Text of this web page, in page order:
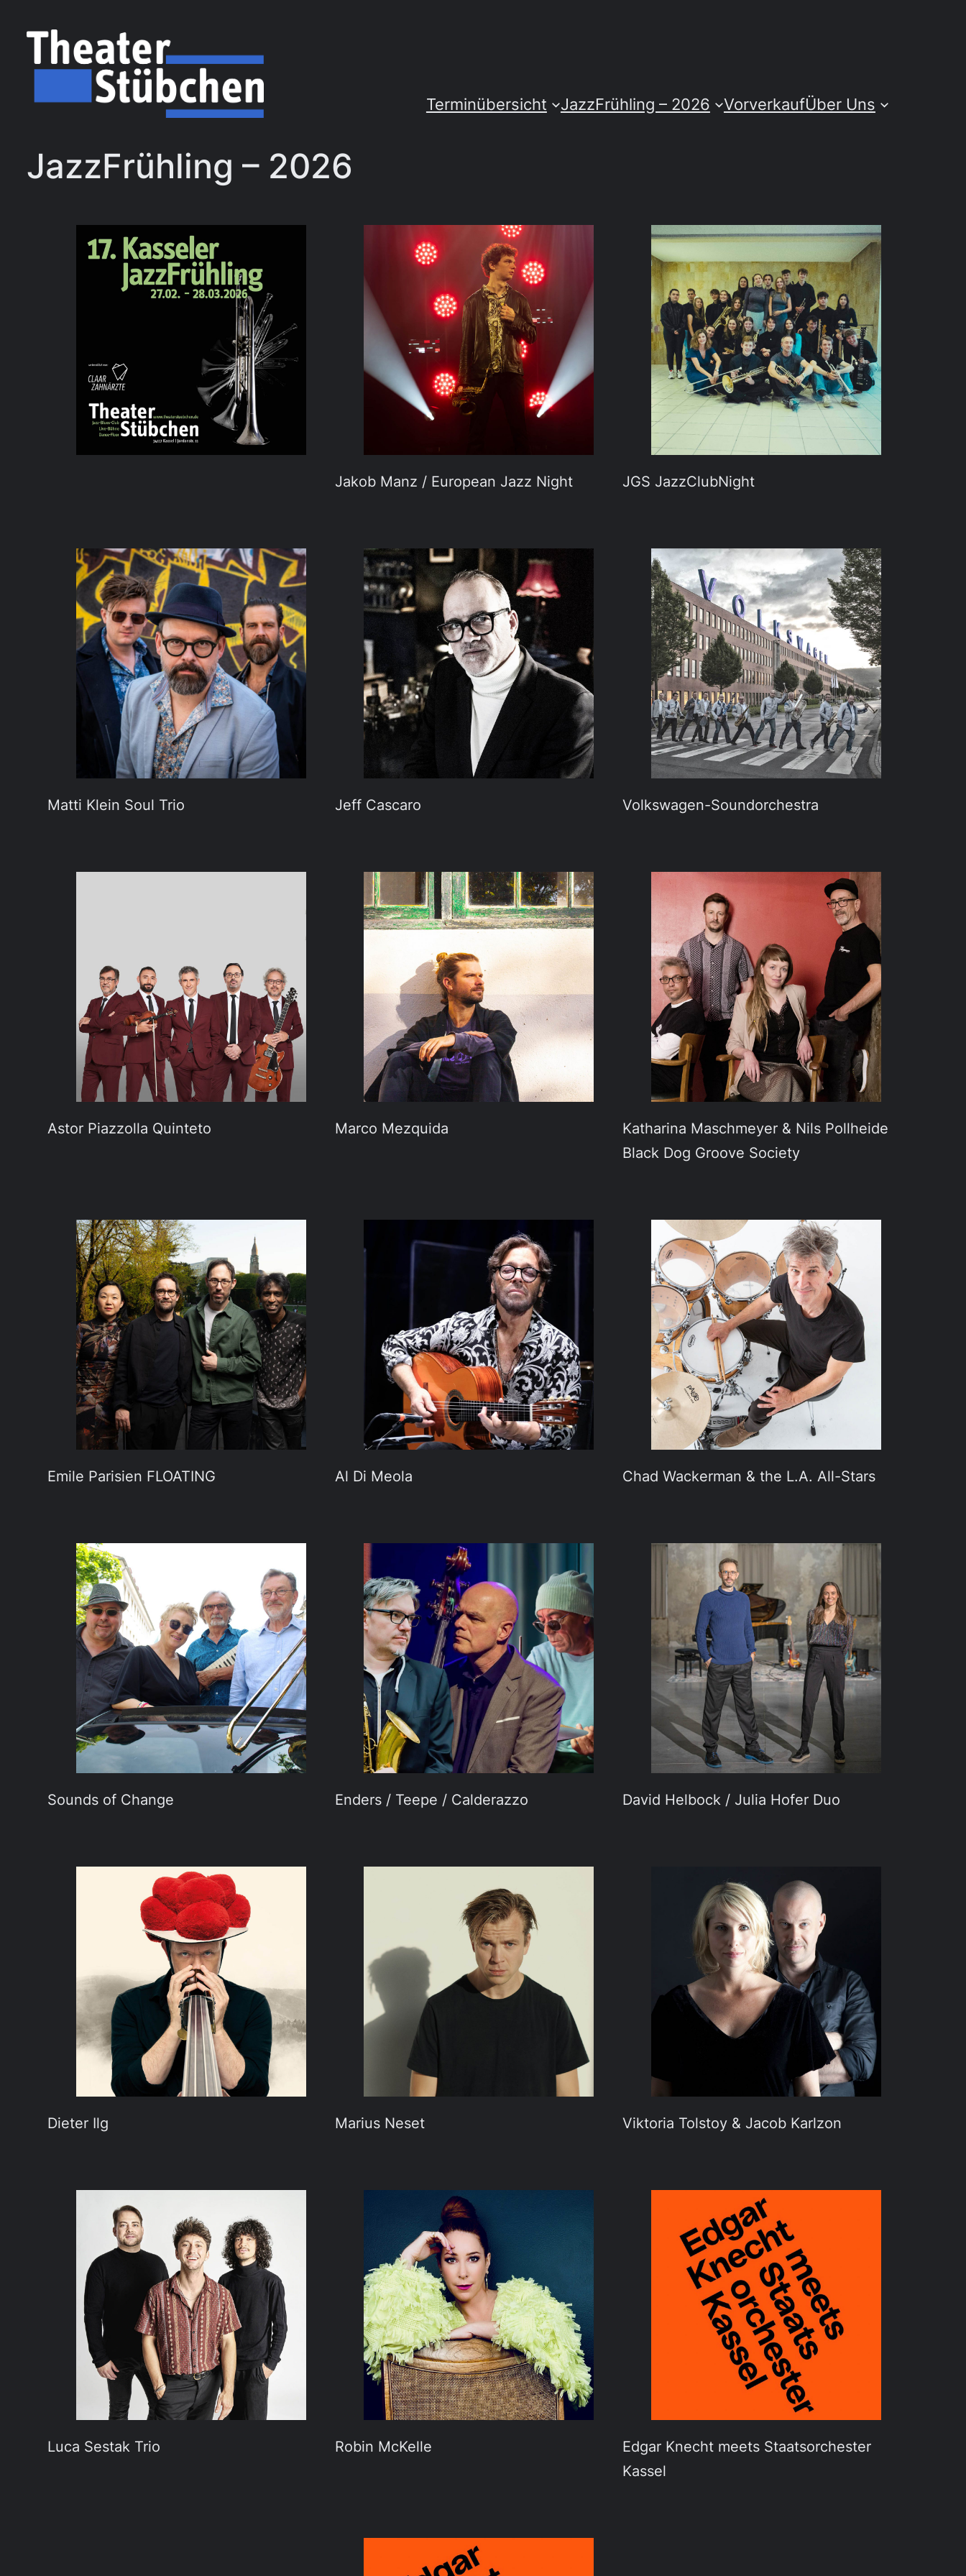
springen
Terminübersicht
JazzFrühling – 2026 VorverkaufÜber Uns
JazzFrühling – 2026
Jakob Manz / European Jazz Night JGS JazzClubNight
Matti Klein Soul Trio Jeff Cascaro Volkswagen-Soundorchestra
Astor Piazzolla Quinteto Marco Mezquida
Katharina Maschmeyer & Nils Pollheide
Black Dog Groove Society
Emile Parisien FLOATING Al Di Meola Chad Wackerman & the L.A. All-Stars
Sounds of Change Enders / Teepe / Calderazzo David Helbock / Julia Hofer Duo
Dieter Ilg Marius Neset Viktoria Tolstoy & Jacob Karlzon
Luca Sestak Trio Robin McKelle
Edgar Knecht meets Staatsorchester
Kassel